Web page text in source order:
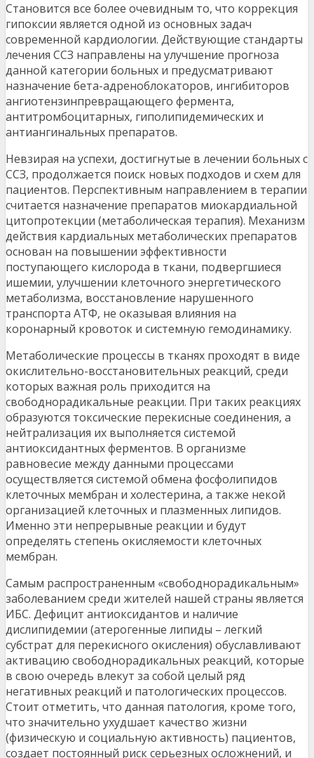
Становится все более очевидным то, что коррекция
гипоксии является одной из основных задач
современной кардиологии. Действующие стандарты
лечения ССЗ направлены на улучшение прогноза
данной категории больных и предусматривают
назначение бета-адреноблокаторов, ингибиторов
ангиотензинпревращающего фермента,
антитромбоцитарных, гиполипидемических и
антиангинальных препаратов.
Невзирая на успехи, достигнутые в лечении больных с
ССЗ, продолжается поиск новых подходов и схем для
пациентов. Перспективным направлением в терапии
считается назначение препаратов миокардиальной
цитопротекции (метаболическая терапия). Механизм
действия кардиальных метаболических препаратов
основан на повышении эффективности
поступающего кислорода в ткани, подвергшиеся
ишемии, улучшении клеточного энергетического
метаболизма, восстановление нарушенного
транспорта АТФ, не оказывая влияния на
коронарный кровоток и системную гемодинамику.
Метаболические процессы в тканях проходят в виде
окислительно-восстановительных реакций, среди
которых важная роль приходится на
свободнорадикальные реакции. При таких реакциях
образуются токсические перекисные соединения, а
нейтрализация их выполняется системой
антиоксидантных ферментов. В организме
равновесие между данными процессами
осуществляется системой обмена фосфолипидов
клеточных мембран и холестерина, а также некой
организацией клеточных и плазменных липидов.
Именно эти непрерывные реакции и будут
определять степень окисляемости клеточных
мембран.
Самым распространенным «свободнорадикальным»
заболеванием среди жителей нашей страны является
ИБС. Дефицит антиоксидантов и наличие
дислипидемии (атерогенные липиды – легкий
субстрат для перекисного окисления) обуславливают
активацию свободнорадикальных реакций, которые
в свою очередь влекут за собой целый ряд
негативных реакций и патологических процессов.
Стоит отметить, что данная патология, кроме того,
что значительно ухудшает качество жизни
(физическую и социальную активность) пациентов,
создает постоянный риск серьезных осложнений, и